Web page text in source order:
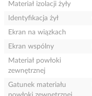
Materiał izolacji żyły
Identyfikacja żył
Ekran na wiązkach
Ekran wspólny
Materiał powłoki
zewnętrznej
Gatunek materiału